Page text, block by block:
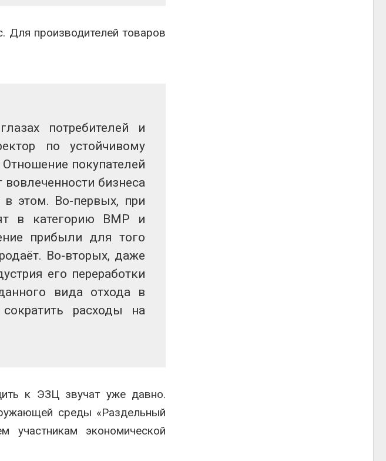
Для производителей товаров
потребителей и
по устойчивому
покупателей
бизнеса
этом. Во-первых, при
в категорию ВМР и
прибыли для того
Во-вторых, даже
его переработки
вида отхода в
расходы на
к ЭЗЦ звучат уже давно.
среды «Раздельный
участникам экономической